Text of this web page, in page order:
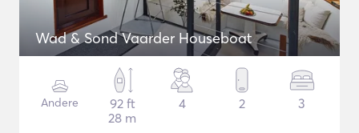
Wad & Sond Vaarder Houseboat
Andere
92 ft
28 m
4 2 3